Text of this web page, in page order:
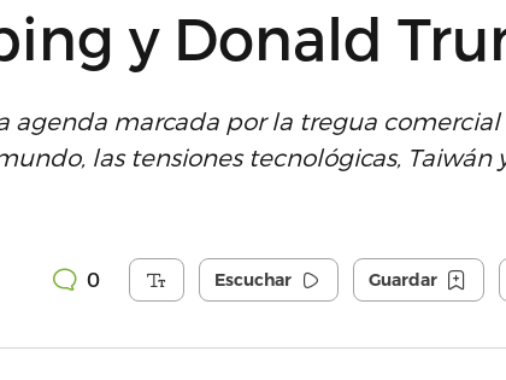
y Donald
agenda marcada por la tregua comercial
las tensiones tecnológicas, Taiwán
0 Escuchar Guardar